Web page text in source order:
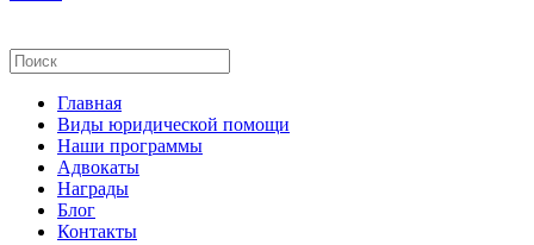
Главная
Виды юридической помощи
Наши программы
Адвокаты
Награды
Блог
Контакты